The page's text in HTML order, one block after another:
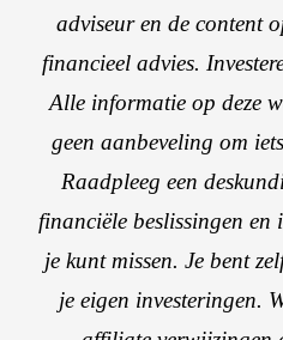
adviseur en de content
financieel advies.
Alle informatie op deze
geen aanbeveling om
Raadpleeg een
financiële beslissingen en
je kunt missen. Je bent
je eigen investeringen.